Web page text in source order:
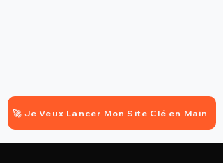
🚀 Je Veux Lancer Mon Site Clé en Main